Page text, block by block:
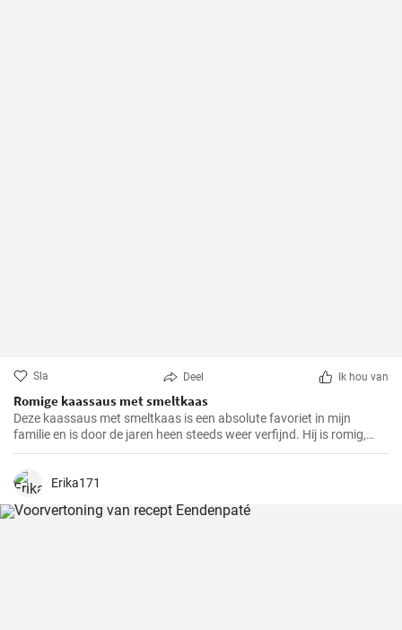
Sla Deel Ik hou van
Romige kaassaus met smeltkaas
Deze kaassaus met smeltkaas is een absolute favoriet in mijn
familie en is door de jaren heen steeds weer verfijnd. Hij is romig,
smaakvol en gewoonweg heerlijk. De saus is perfect als dip,
ik zeggen dat dit recept altijd een succes is.
Erika171